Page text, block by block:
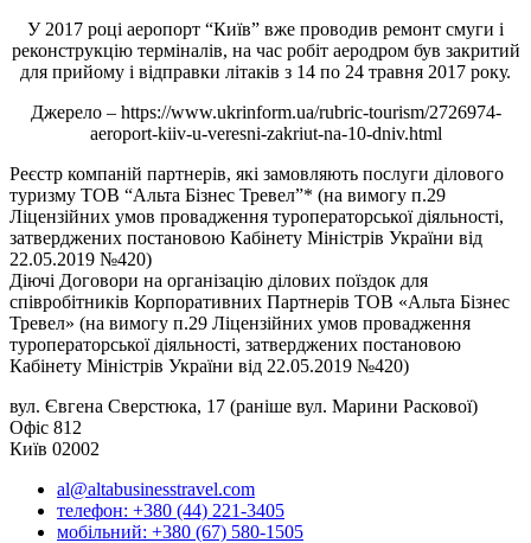
У 2017 році аеропорт “Київ” вже проводив ремонт смуги і
реконструкцію терміналів, на час робіт аеродром був закритий
для прийому і відправки літаків з 14 по 24 травня 2017 року.
Джерело – https://www.ukrinform.ua/rubric-tourism/2726974-
aeroport-kiiv-u-veresni-zakriut-na-10-dniv.html
Реєстр компаній партнерів, які замовляють послуги ділового
туризму ТОВ “Альта Бізнес Тревел”* (на вимогу п.29
Ліцензійних умов провадження туроператорської діяльності,
затверджених постановою Кабінету Міністрів України від
22.05.2019 №420)
Діючі Договори на організацію ділових поїздок для
співробітників Корпоративних Партнерів ТОВ «Альта Бізнес
Тревел» (на вимогу п.29 Ліцензійних умов провадження
туроператорської діяльності, затверджених постановою
Кабінету Міністрів України від 22.05.2019 №420)
вул. Євгена Сверстюка, 17 (раніше вул. Марини Раскової)
Офіс 812
Київ 02002
al@altabusinesstravel.com
телефон: +380 (44) 221-3405
мобільний: +380 (67) 580-1505